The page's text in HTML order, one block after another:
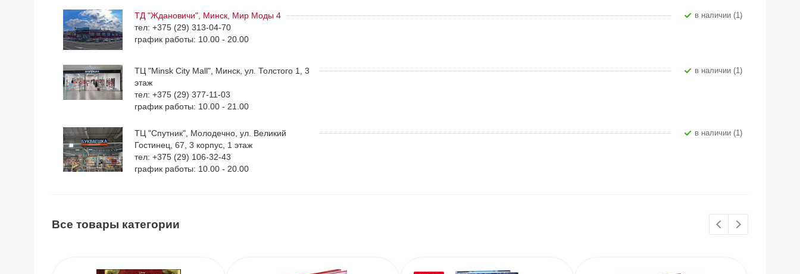
ТД "Ждановичи", Минск, Мир Моды 4
тел: +375 (29) 313-04-70
график работы: 10.00 - 20.00
В наличии (1)
ТЦ "Minsk City Mall", Минск, ул. Толстого 1, 3
этаж
тел: +375 (29) 377-11-03
график работы: 10.00 - 21.00
В наличии (1)
ТЦ "Спутник", Молодечно, ул. Великий
Гостинец, 67, 3 корпус, 1 этаж
тел: +375 (29) 106-32-43
график работы: 10.00 - 20.00
В наличии (1)
Все товары категории